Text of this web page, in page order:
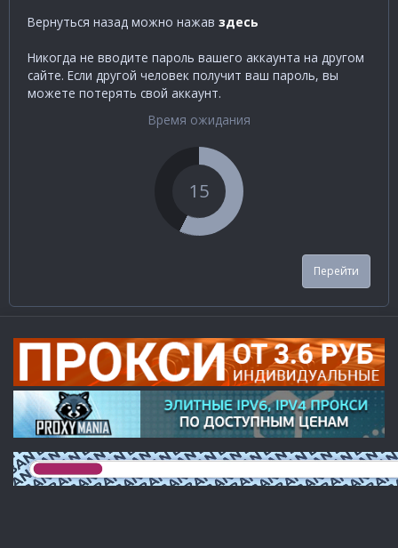
Вернуться назад можно нажав здесь
Никогда не вводите пароль вашего аккаунта на другом
сайте. Если другой человек получит ваш пароль, вы
можете потерять свой аккаунт.
Время ожидания
15
Перейти